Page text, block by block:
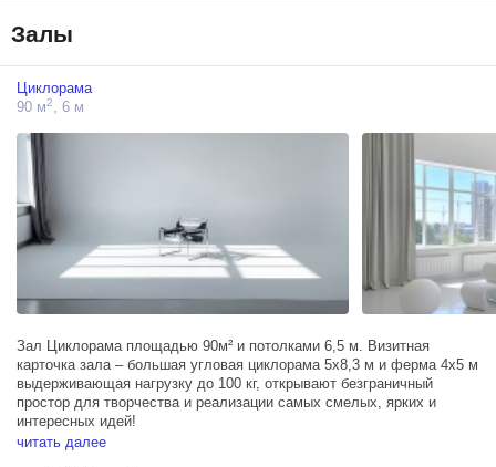
Залы
Циклорама
90 м2, 6 м
Зал Циклорама площадью 90м² и потолками 6,5 м. Визитная
карточка зала – большая угловая циклорама 5х8,3 м и ферма 4х5 м
выдерживающая нагрузку до 100 кг, открывают безграничный
простор для творчества и реализации самых смелых, ярких и
интересных идей!
читать далее